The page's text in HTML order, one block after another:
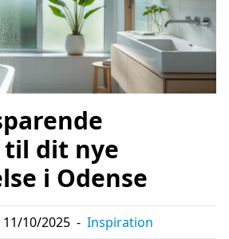
dit nye
i Odense
11/10/2025 - Inspiration